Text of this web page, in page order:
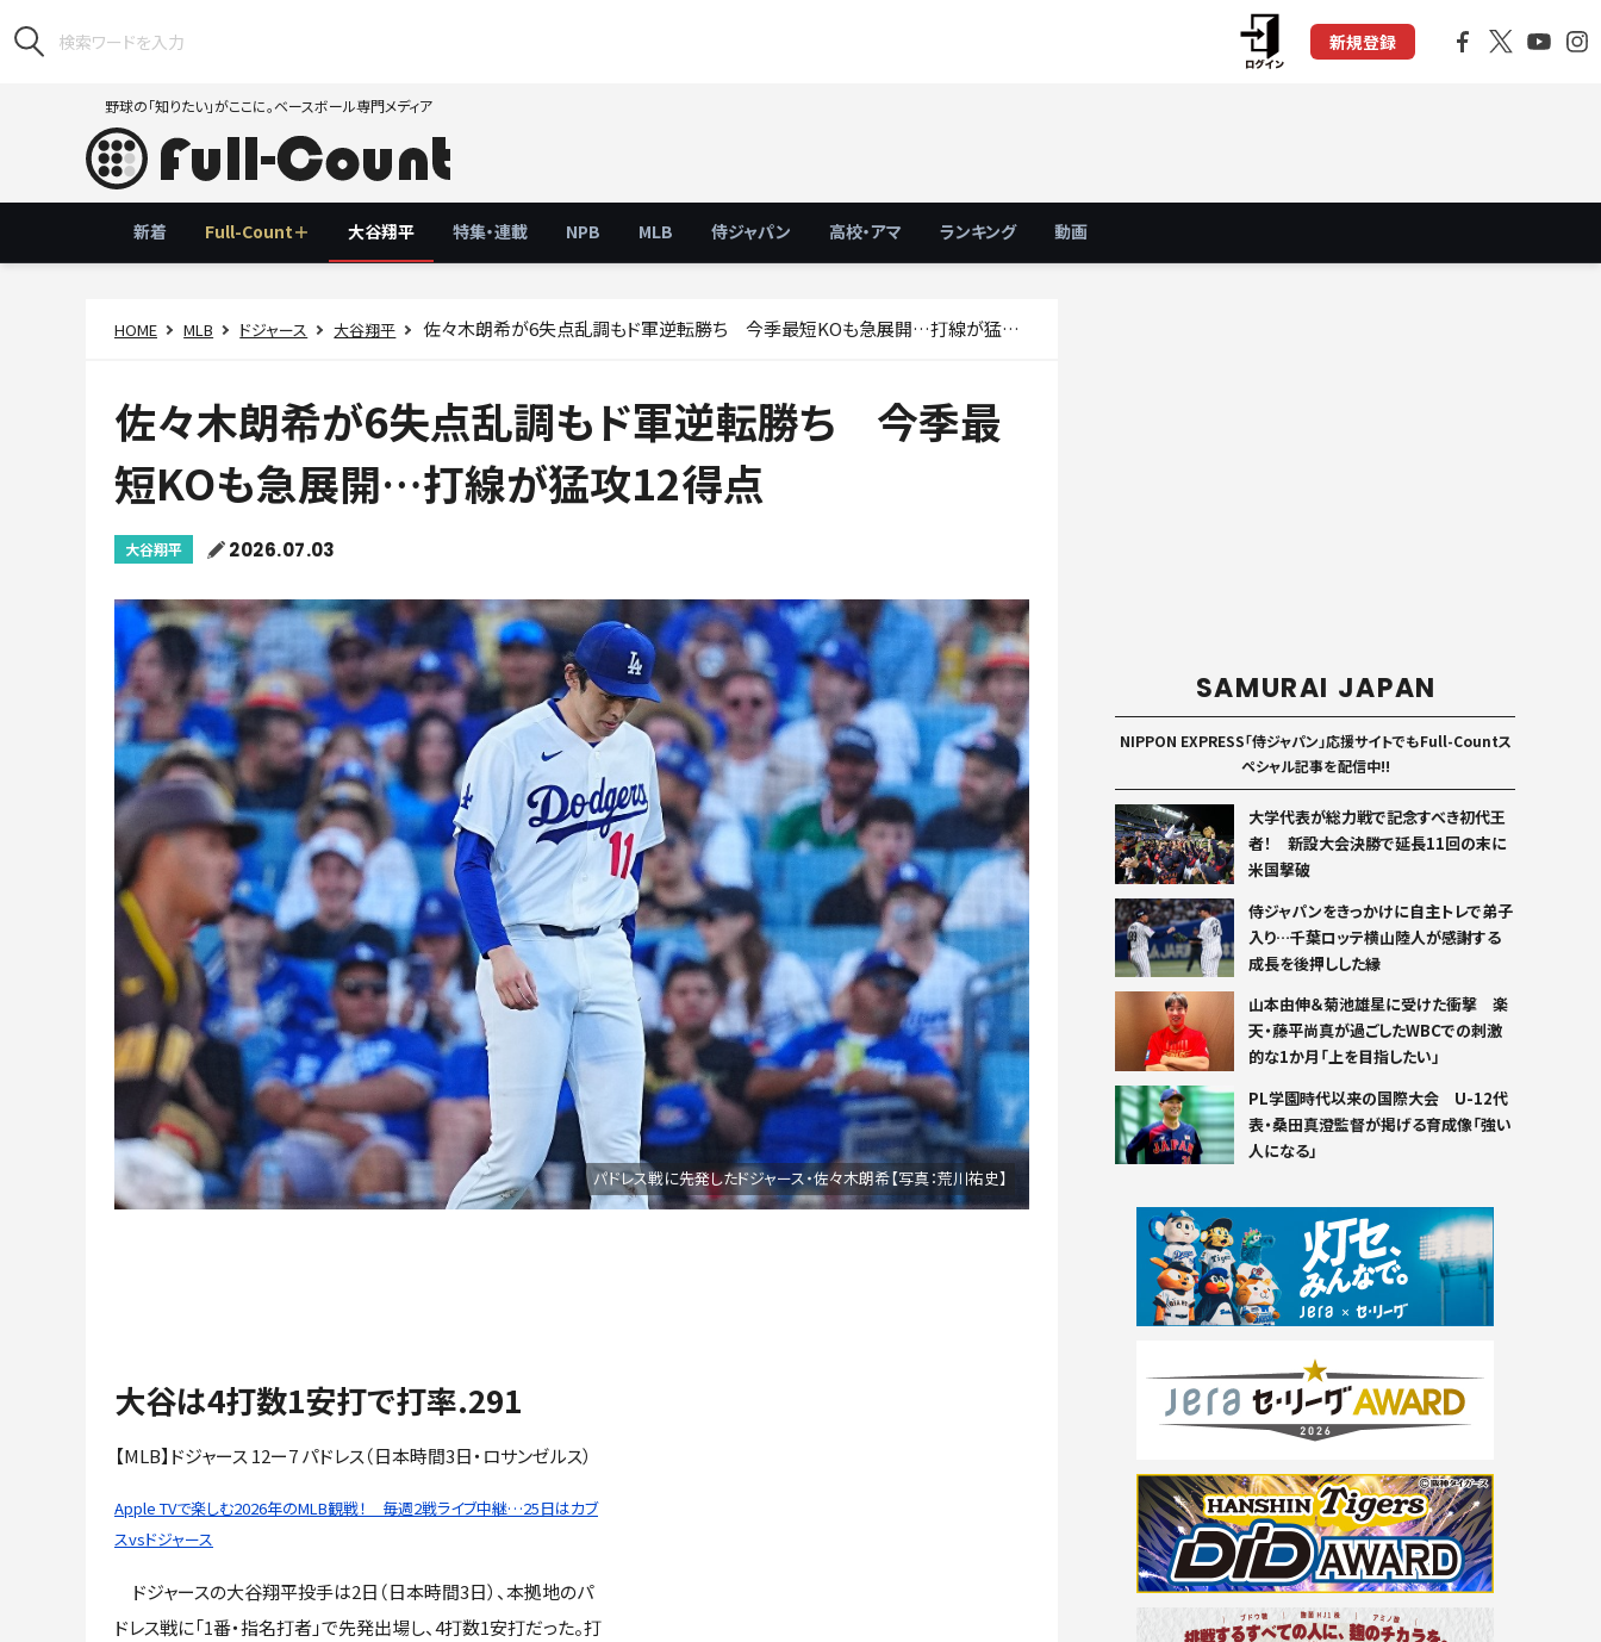
新規登録
野球の「知りたい」がここに。ベースボール専門メディア
新着 Full-Count＋ 大谷翔平 特集・連載 NPB MLB 侍ジャパン 高校・アマ ランキング 動画
HOME MLB ドジャース 大谷翔平 佐々木朗希が6失点乱調もド軍逆転勝ち 今季最短KOも急展開…打線が猛攻12得点
佐々木朗希が6失点乱調もド軍逆転勝ち 今季最
短KOも急展開…打線が猛攻12得点
大谷翔平 2026.07.03
パドレス戦に先発したドジャース・佐々木朗希【写真：荒川祐史】
大谷は4打数1安打で打率.291
【MLB】ドジャース 12ー7 パドレス（日本時間3日・ロサンゼルス）
Apple TVで楽しむ2026年のMLB観戦！ 毎週2戦ライブ中継…25日はカブ
スvsドジャース
ドジャースの大谷翔平投手は2日（日本時間3日）、本拠地のパ
ドレス戦に「1番・指名打者」で先発出場し、4打数1安打だった。打
SAMURAI JAPAN
NIPPON EXPRESS「侍ジャパン」応援サイトでもFull-Countス
ペシャル記事を配信中!!
大学代表が総力戦で記念すべき初代王
者！ 新設大会決勝で延長11回の末に
米国撃破
侍ジャパンをきっかけに自主トレで弟子
入り…千葉ロッテ横山陸人が感謝する
成長を後押しした縁
山本由伸＆菊池雄星に受けた衝撃 楽
天・藤平尚真が過ごしたWBCでの刺激
的な1か月「上を目指したい」
PL学園時代以来の国際大会 U-12代
表・桑田真澄監督が掲げる育成像「強い
人になる」